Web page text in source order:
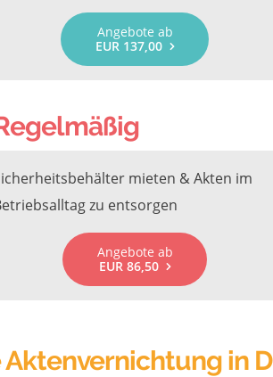
Angebote ab
EUR 137,00
mieten & Akten im
zu entsorgen
Angebote ab
EUR 86,50
Aktenvernichtung in